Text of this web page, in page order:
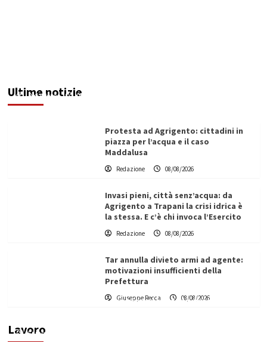
Ultime notizie
Redazione 08/08/2026
Protesta ad Agrigento: cittadini in
piazza per l’acqua e il caso
Maddalusa
Redazione 08/08/2026
Invasi pieni, città senz’acqua: da
Agrigento a Trapani la crisi idrica è
la stessa. E c’è chi invoca l’Esercito
Redazione 08/08/2026
Tar annulla divieto armi ad agente:
motivazioni insufficienti della
Prefettura
Giuseppe Recca 08/08/2026
Lavoro
L’ingegnere saccense Buscarnera partner chiave
di un progetto transnazionale per la transizione
Filippo Cardinale